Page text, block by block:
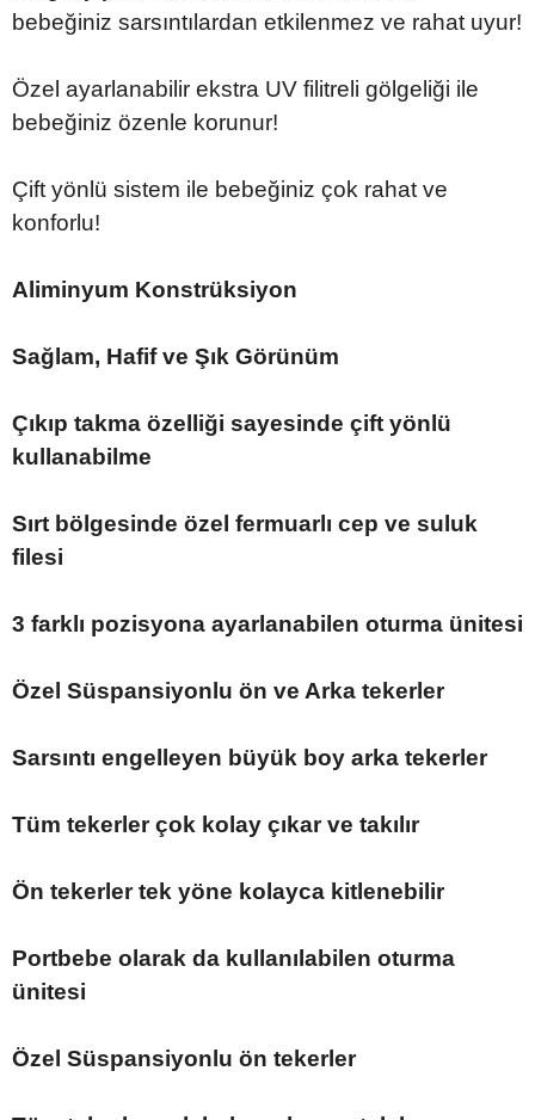
bebeğiniz sarsıntılardan etkilenmez ve rahat uyur!
Özel ayarlanabilir ekstra UV filitreli gölgeliği ile
bebeğiniz özenle korunur!
Çift yönlü sistem ile bebeğiniz çok rahat ve
konforlu!
Aliminyum Konstrüksiyon
Sağlam, Hafif ve Şık Görünüm
Çıkıp takma özelliği sayesinde çift yönlü
kullanabilme
Sırt bölgesinde özel fermuarlı cep ve suluk
filesi
3 farklı pozisyona ayarlanabilen oturma ünitesi
Özel Süspansiyonlu ön ve Arka tekerler
Sarsıntı engelleyen büyük boy arka tekerler
Tüm tekerler çok kolay çıkar ve takılır
Ön tekerler tek yöne kolayca kitlenebilir
Portbebe olarak da kullanılabilen oturma
ünitesi
Özel Süspansiyonlu ön tekerler